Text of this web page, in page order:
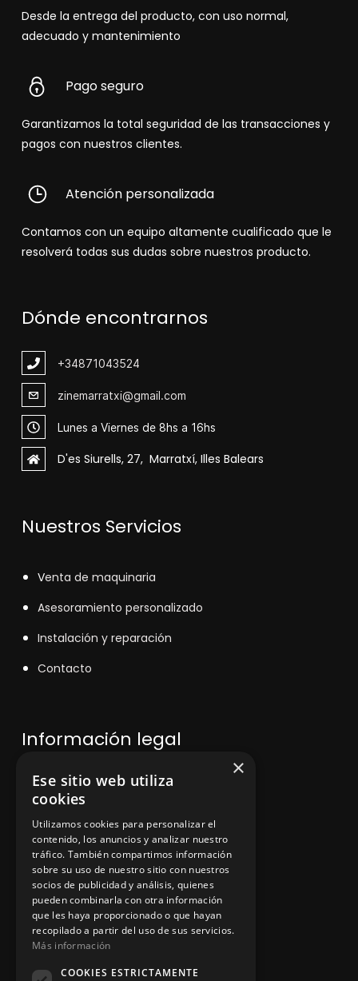
Desde la entrega del producto, con uso normal,
adecuado y mantenimiento
Pago seguro
Garantizamos la total seguridad de las transacciones y
pagos con nuestros clientes.
Atención personalizada
Contamos con un equipo altamente cualificado que le
resolverá todas sus dudas sobre nuestros producto.
Dónde encontrarnos
+34871043524
zinemarratxi@gmail.com
Lunes a Viernes de 8hs a 16hs
D'es Siurells, 27, Marratxí, Illes Balears
Nuestros Servicios
Venta de maquinaria
Asesoramiento personalizado
Instalación y reparación
Contacto
Información legal
Política de privacidad
Aviso legal
App Zine Hostelería
×
Ese sitio web utiliza
cookies
Utilizamos cookies para personalizar el
contenido, los anuncios y analizar nuestro
tráfico. También compartimos información
sobre su uso de nuestro sitio con nuestros
socios de publicidad y análisis, quienes
pueden combinarla con otra información
que les haya proporcionado o que hayan
recopilado a partir del uso de sus servicios.
Más información
COOKIES ESTRICTAMENTE